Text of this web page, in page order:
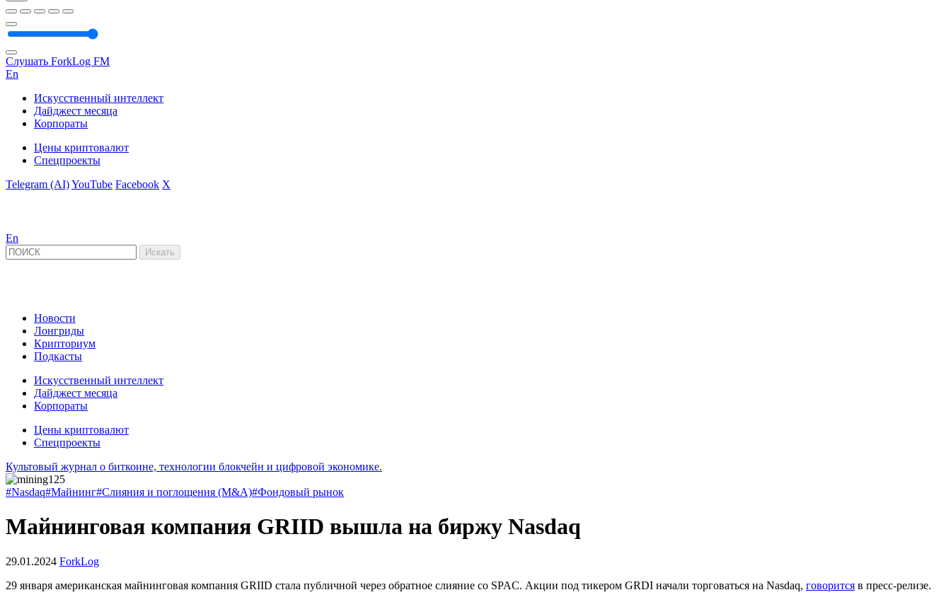
Слушать ForkLog FM
En
Искусственный интеллект
Дайджест месяца
Корпораты
Цены криптовалют
Спецпроекты
Telegram (AI)YouTube Facebook X
En
Новости
Лонгриды
Крипториум
Подкасты
Искусственный интеллект
Дайджест месяца
Корпораты
Цены криптовалют
Спецпроекты
Культовый журнал о биткоине, технологии блокчейн и цифровой экономике.
#Nasdaq#Майнинг#Слияния и поглощения (M&A)#Фондовый рынок
Майнинговая компания GRIID вышла на биржу Nasdaq
29.01.2024 ForkLog
29 января американская майнинговая компания GRIID стала публичной через обратное слияние со SPAC. Акции под тикером GRDI начали торговаться на Nasdaq, говорится в пресс-релизе.